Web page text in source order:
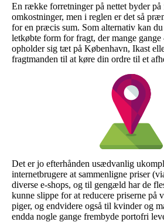
En række forretninger på nettet byder på
omkostninger, men i reglen er det så
for en præcis sum. Som alternativ kan
letkøbte form for fragt, der mange gange
opholder sig tæt på København, Ikast
fragtmanden til at køre din ordre til et
Det er jo efterhånden usædvanlig
internetbrugere at sammenligne priser
diverse e-shops, og til gengæld har de
kunne slippe for at reducere priserne på
piger, og endvidere også til kvinder og
endda nogle gange frembyde portofri